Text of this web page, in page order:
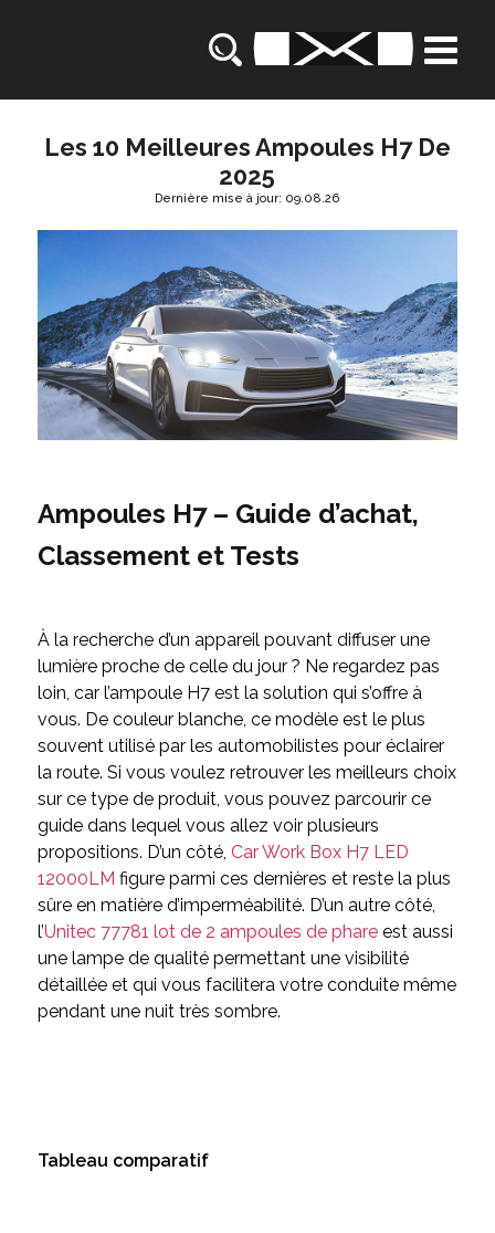
Les 10 Meilleures Ampoules H7 De
2025
Dernière mise à jour: 09.08.26
Ampoules H7 – Guide d’achat,
Classement et Tests
À la recherche d’un appareil pouvant diffuser une
lumière proche de celle du jour ? Ne regardez pas
loin, car l’ampoule H7 est la solution qui s’offre à
vous. De couleur blanche, ce modèle est le plus
souvent utilisé par les automobilistes pour éclairer
la route. Si vous voulez retrouver les meilleurs choix
sur ce type de produit, vous pouvez parcourir ce
guide dans lequel vous allez voir plusieurs
propositions. D’un côté, Car Work Box H7 LED
12000LM figure parmi ces dernières et reste la plus
sûre en matière d’imperméabilité. D’un autre côté,
l’Unitec 77781 lot de 2 ampoules de phare est aussi
une lampe de qualité permettant une visibilité
détaillée et qui vous facilitera votre conduite même
pendant une nuit très sombre.
Tableau comparatif